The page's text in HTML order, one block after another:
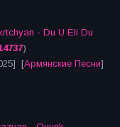
- Du U Eli Du
)
[Армянские Песни]